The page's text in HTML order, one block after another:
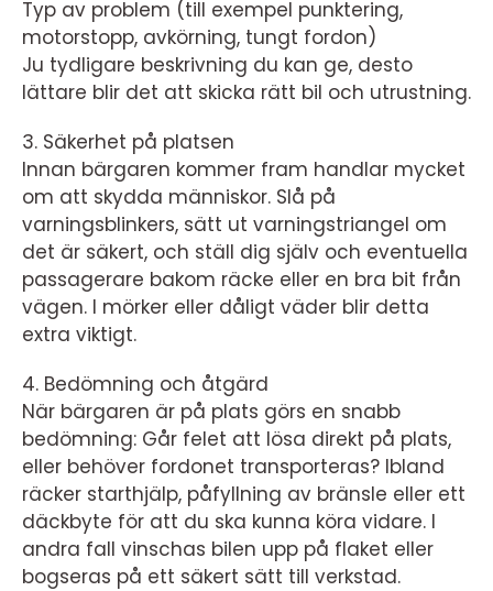
Typ av problem (till exempel punktering,
motorstopp, avkörning, tungt fordon)
Ju tydligare beskrivning du kan ge, desto
lättare blir det att skicka rätt bil och utrustning.
3. Säkerhet på platsen
Innan bärgaren kommer fram handlar mycket
om att skydda människor. Slå på
varningsblinkers, sätt ut varningstriangel om
det är säkert, och ställ dig själv och eventuella
passagerare bakom räcke eller en bra bit från
vägen. I mörker eller dåligt väder blir detta
extra viktigt.
4. Bedömning och åtgärd
När bärgaren är på plats görs en snabb
bedömning: Går felet att lösa direkt på plats,
eller behöver fordonet transporteras? Ibland
räcker starthjälp, påfyllning av bränsle eller ett
däckbyte för att du ska kunna köra vidare. I
andra fall vinschas bilen upp på flaket eller
bogseras på ett säkert sätt till verkstad.